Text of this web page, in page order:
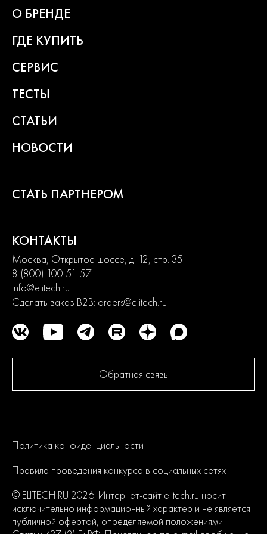
О БРЕНДЕ
ГДЕ КУПИТЬ
СЕРВИС
ТЕСТЫ
СТАТЬИ
НОВОСТИ
СТАТЬ ПАРТНЕРОМ
КОНТАКТЫ
Москва, Открытое шоссе, д. 12, стр. 35
8 (800) 100-51-57
info@elitech.ru
Сделать заказ B2B: orders@elitech.ru
Обратная связь
Политика конфиденциальности
Правила проведения конкурса в социальных сетях
© ELITECH.RU 2026. Интернет-сайт elitech.ru носит
исключительно информационный характер и не является
публичной офертой, определяемой положениями